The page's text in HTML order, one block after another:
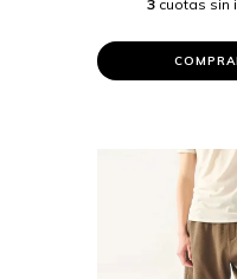
3 cuotas sin